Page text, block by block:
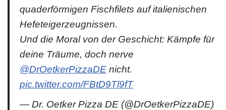
quaderförmigen Fischfilets auf italienischen
Hefeteigerzeugnissen.
Und die Moral von der Geschicht: Kämpfe für
deine Träume, doch nerve
@DrOetkerPizzaDE nicht.
pic.twitter.com/FBtD9Tl9fT
— Dr. Oetker Pizza DE (@DrOetkerPizzaDE)